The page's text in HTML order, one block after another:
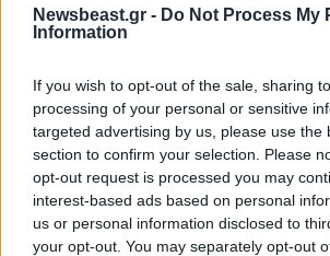
Newsbeast.gr - Do Not Process My
Information
If you wish to opt-out of the sale, sharing
processing of your personal or sensitive
targeted advertising by us, please use the
section to confirm your selection. Please
opt-out request is processed you may
interest-based ads based on personal
us or personal information disclosed to
your opt-out. You may separately opt-out